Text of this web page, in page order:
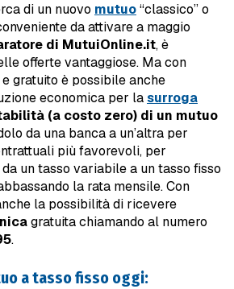
di un nuovo mutuo“classico” o
da attivare a maggio
di MutuiOnline.it, è
offerte vantaggiose. Ma con
gratuito è possibile anche
economica per lasurroga
(a costo zero) di un mutuo
da una banca a un’altra per
più favorevoli, per
un tasso variabile a un tasso fisso
la rata mensile. Con
la possibilità di ricevere
gratuita chiamando al numero
.
a tasso fisso oggi: